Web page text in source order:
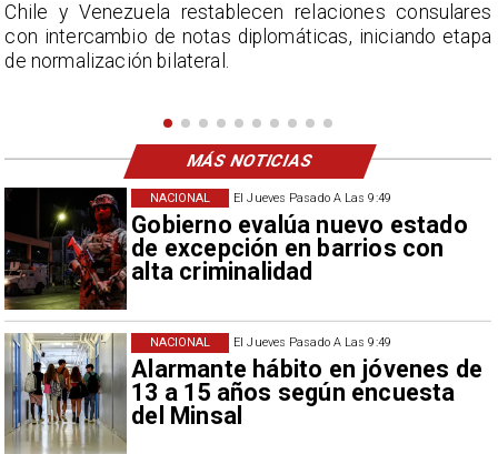
El Jueves Pasado A Las 9:49
Gobierno evalúa nuevo estado
de excepción en barrios con
alta criminalidad
NACIONAL
El Jueves Pasado A Las 9:49
Alarmante hábito en jóvenes de
13 a 15 años según encuesta
del Minsal
NACIONAL
La Confederación Nacional de Ferias Libres (ASOF)
considera inaceptable que se refieran a Fabiola
Campillai como 'señora de feria', expresión utilizada
MÁS NOTICIAS